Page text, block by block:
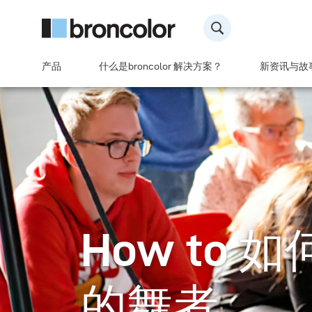
产品 什么是broncolor 解决方案？ 新资讯与故
How to 如